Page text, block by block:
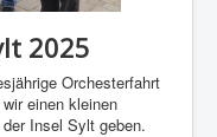
2025
Orchesterfahrt
einen kleinen
Insel Sylt geben.